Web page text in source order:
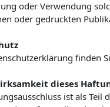
oder Verwendung
oder gedruckten
finden
dieses
ist als Teil